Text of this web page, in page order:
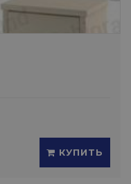
КУПИТЬ